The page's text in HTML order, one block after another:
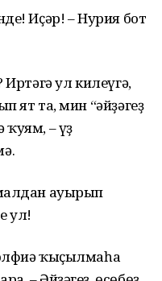
Иҫәр! – Нурия бот
Иртәгә ул килеүгә,
ят та, мин “әйҙәгеҙ
– үҙ
ауырып
ул!
ҡыҫылмаһа